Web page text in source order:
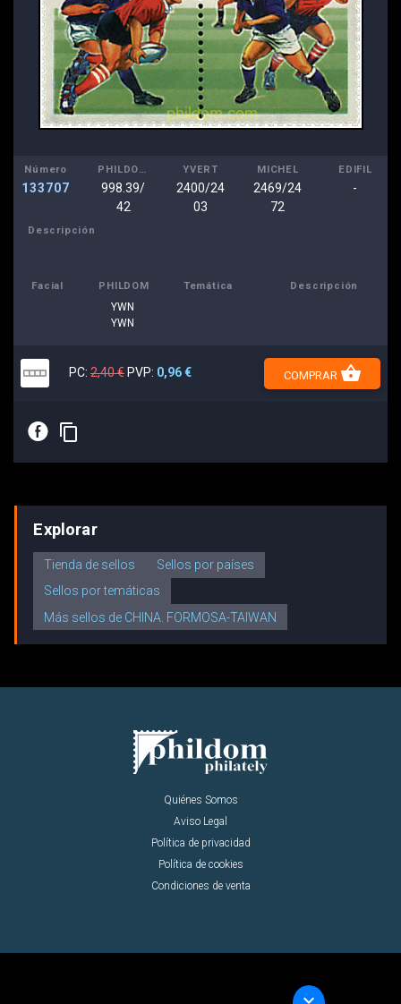
Número
133707
PHILDOM
998.39/
42
YVERT
2400/24
03
MICHEL
2469/24
72
EDIFIL
-
Descripción
Facial PHILDOM Temática Descripción
YWN
YWN
PC: 2,40 € PVP: 0,96 € COMPRAR shopping_basket
E content_copy
Explorar
Tienda de sellos
Sellos por países
Sellos por temáticas
Más sellos de CHINA. FORMOSA-TAIWAN
Quiénes Somos
Aviso Legal
Política de privacidad
Política de cookies
Condiciones de venta